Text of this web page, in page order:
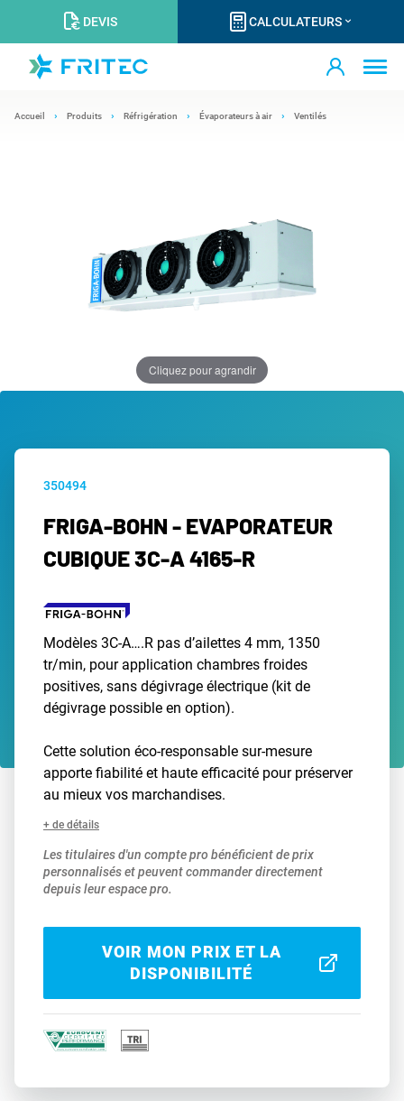
DEVIS CALCULATEURS
Accueil Produits Réfrigération Évaporateurs à air Ventilés
Cliquez pour agrandir
350494
FRIGA-BOHN - EVAPORATEUR
CUBIQUE 3C-A 4165-R
Modèles 3C-A….R pas d’ailettes 4 mm, 1350
tr/min, pour application chambres froides
positives, sans dégivrage électrique (kit de
dégivrage possible en option).
Cette solution éco-responsable sur-mesure
apporte fiabilité et haute efficacité pour préserver
au mieux vos marchandises.
+ de détails
Les titulaires d'un compte pro bénéficient de prix
personnalisés et peuvent commander directement
depuis leur espace pro.
VOIR MON PRIX ET LA
DISPONIBILITÉ